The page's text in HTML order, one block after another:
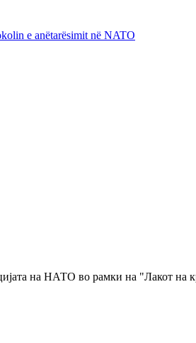
e anëtarësimit në NATO
на НАТО во рамки на "Лакот на